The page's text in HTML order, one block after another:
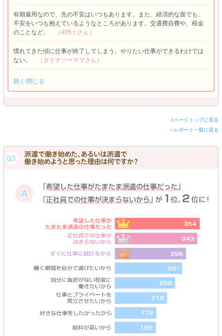
有期雇用なので、先の不安はいつもあります。また、経済的な面でも、
不安をいつも抱えているようなところがあります。交通費自費や、税金
のことなど。
（405ｔさん）
慣れてきた頃に仕事が終了してしまう。やりたい仕事ができるわけでは
ない。
（ダイナソーママさん）
開く/閉じる
∧ページトップに戻る
＜レポート一覧に戻る